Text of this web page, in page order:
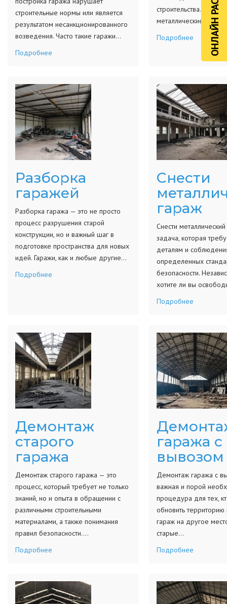
ОНЛАЙН РАСЧЁТ
строительные нормы или является
результатом несанкционированного
возведения. Часто такие гаражи…
Подробнее
строительства. Часто
металлические или
Подробнее
Разборка
гаражей
Разборка гаража — это не просто
процесс разрушения старой
конструкции, но и важный шаг в
подготовке пространства для новых
идей. Гаражи, как и любые другие…
Подробнее
Снести
гараж
Снести
задача, которая
деталям и
определенных
безопасности.
хотите ли вы
Подробнее
Демонтаж
старого
гаража
Демонтаж старого гаража — это
процесс, который требует не только
знаний, но и опыта в обращении с
различными строительными
материалами, а также понимания
правил безопасности.…
Подробнее
гаража с
вывозом
Демонтаж гаража с
важная и порой
процедура для тех,
обновить территорию
гараж на другое
старые…
Подробнее